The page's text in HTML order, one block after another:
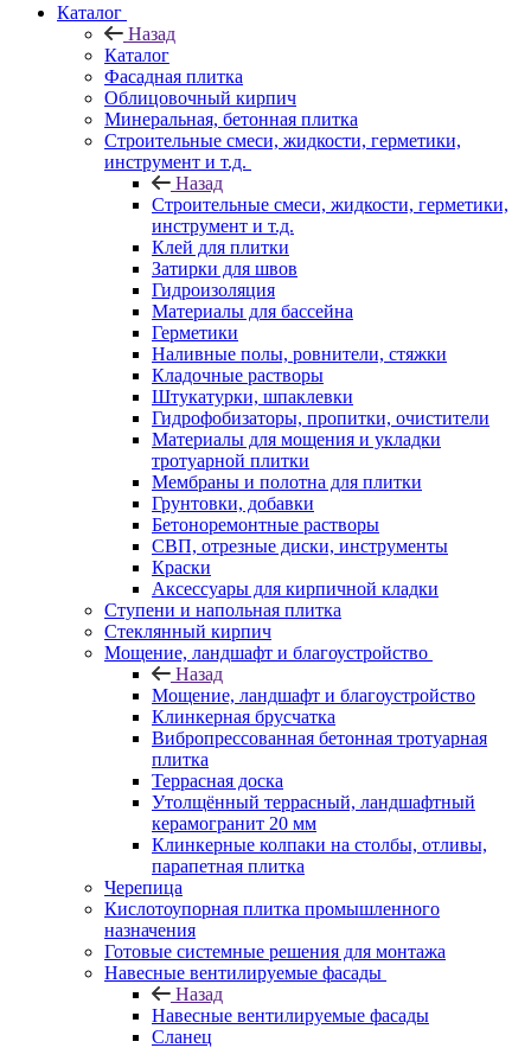
Каталог
Назад
Каталог
Фасадная плитка
Облицовочный кирпич
Минеральная, бетонная плитка
Строительные смеси, жидкости, герметики,
инструмент и т.д.
Назад
Строительные смеси, жидкости, герметики,
инструмент и т.д.
Клей для плитки
Затирки для швов
Гидроизоляция
Материалы для бассейна
Герметики
Наливные полы, ровнители, стяжки
Кладочные растворы
Штукатурки, шпаклевки
Гидрофобизаторы, пропитки, очистители
Материалы для мощения и укладки
тротуарной плитки
Мембраны и полотна для плитки
Грунтовки, добавки
Бетоноремонтные растворы
СВП, отрезные диски, инструменты
Краски
Аксессуары для кирпичной кладки
Ступени и напольная плитка
Cтеклянный кирпич
Мощение, ландшафт и благоустройство
Назад
Мощение, ландшафт и благоустройство
Клинкерная брусчатка
Вибропрессованная бетонная тротуарная
плитка
Террасная доска
Утолщённый террасный, ландшафтный
керамогранит 20 мм
Клинкерные колпаки на столбы, отливы,
парапетная плитка
Черепица
Кислотоупорная плитка промышленного
назначения
Готовые системные решения для монтажа
Навесные вентилируемые фасады
Назад
Навесные вентилируемые фасады
Сланец